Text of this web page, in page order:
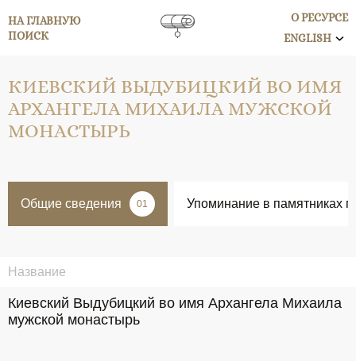
НА ГЛАВНУЮ
ПОИСК
О РЕСУРСЕ
ENGLISH
КИЕВСКИЙ ВЫДУБИЦКИЙ ВО ИМЯ
АРХАНГЕЛА МИХАИЛА МУЖСКОЙ
МОНАСТЫРЬ
Общие сведения 01 Упоминание в памятниках
Название
Киевский Выдубицкий во имя Архангела Михаила
мужской монастырь